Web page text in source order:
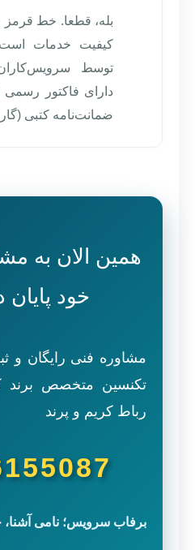
بله، قطعا. خط
کیفیت خدمات
توسط
دارای فاکتور رسمی
ضمانت‌نامه کتبی
همین الان به
خود پایان
مشاوره فنی رایگان و
تکنسین متخصص برند
رباط کریم و پرند
برفاب سرویس؛ نامی آشنا،